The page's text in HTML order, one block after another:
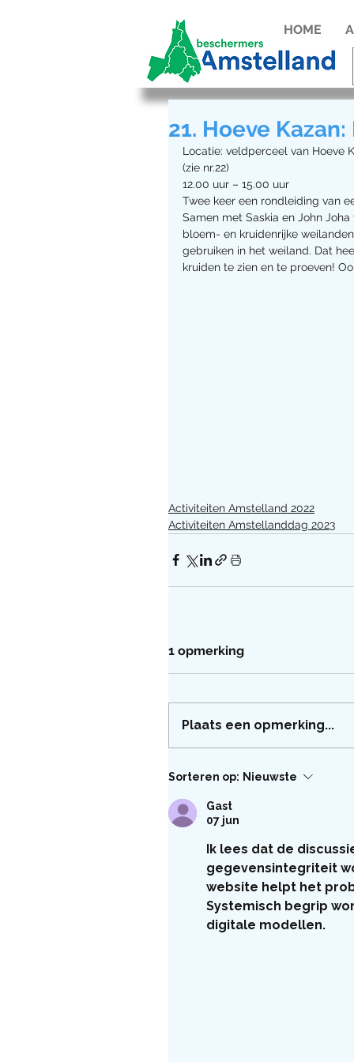
HOME
21. Hoeve
Locatie: veldperceel van Hoeve
(zie nr.22)
12.00 uur – 15.00 uur
Twee keer een rondleiding van
Samen met Saskia en John
bloem- en kruidenrijke
gebruiken in het weiland. Dat
kruiden te zien en te proeven!
Activiteiten Amstelland 2022
Activiteiten Amstellanddag 2023
1 opmerking
Plaats een opmerking...
Sorteren op: Nieuwste
Gast
07 jun
Ik lees dat de
gegevensintegriteit
website helpt het
Systemisch begrip
digitale modellen.